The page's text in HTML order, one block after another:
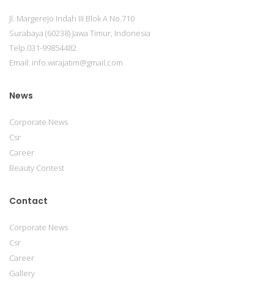
Jl. Margerejo Indah III Blok A No.710
Surabaya (60238) Jawa Timur, Indonesia
Telp.031-99854482
Email: info.wirajatim@gmail.com
News
Corporate News
Csr
Career
Beauty Contest
Contact
Corporate News
Csr
Career
Gallery